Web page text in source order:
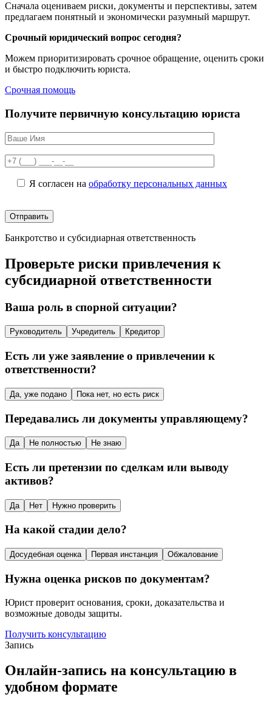
Сначала оцениваем риски, документы и перспективы, затем
предлагаем понятный и экономически разумный маршрут.
Срочный юридический вопрос сегодня?
Можем приоритизировать срочное обращение, оценить сроки
и быстро подключить юриста.
Срочная помощь
Получите первичную консультацию юриста
Я согласен на обработку персональных данных
Банкротство и субсидиарная ответственность
Проверьте риски привлечения к
субсидиарной ответственности
Ваша роль в спорной ситуации?
Руководитель Учредитель Кредитор
Есть ли уже заявление о привлечении к
ответственности?
Да, уже подано Пока нет, но есть риск
Передавались ли документы управляющему?
Да Не полностью Не знаю
Есть ли претензии по сделкам или выводу
активов?
Да Нет Нужно проверить
На какой стадии дело?
Досудебная оценка Первая инстанция Обжалование
Нужна оценка рисков по документам?
Юрист проверит основания, сроки, доказательства и
возможные доводы защиты.
Получить консультацию
Запись
Онлайн-запись на консультацию в
удобном формате